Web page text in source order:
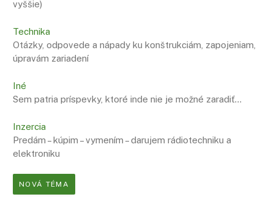
vyššie)
Technika
Otázky, odpovede a nápady ku konštrukciám, zapojeniam,
úpravám zariadení
Iné
Sem patria príspevky, ktoré inde nie je možné zaradiť…
Inzercia
Predám – kúpim – vymením – darujem rádiotechniku a
elektroniku
NOVÁ TÉMA